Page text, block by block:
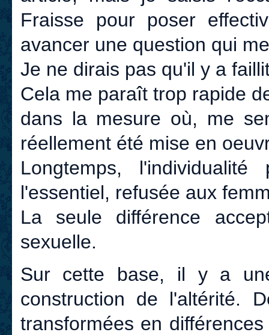
Fraisse pour poser
avancer une question qui
Je ne dirais pas qu'il y a
Cela me paraît trop rapide
dans la mesure où, me
réellement été mise en
Longtemps,
l'essentiel, refusée aux
La seule différence
sexuelle.
Sur cette base, il y a
construction de l'altérité.
transformées en